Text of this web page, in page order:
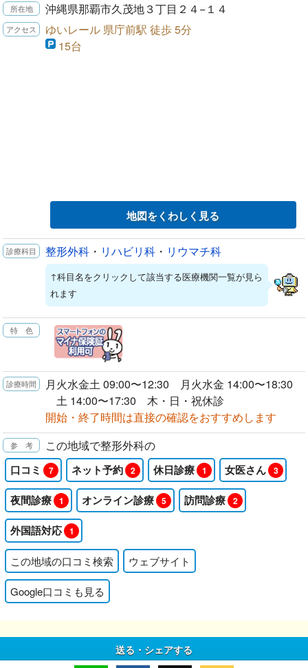
沖縄県那覇市久茂地３丁目２４−１４
ゆいレール 県庁前駅 徒歩 5分
15台
地図をくわしく見る
整形外科 ・ リハビリ科 ・ リウマチ科
↑科目名をクリックして該当する医療機関一覧が見ら
れます
月火水金土 09:00〜12:30 月火水金 14:00〜18:30
土 14:00〜17:30 木・日・祝休診
開始・終了時間は直接の確認をおすすめします
この地域で整形外科の
口コミ 7 ネット予約 2 休日診療 1 女医さん 3
夜間診療 1 オンライン診療 5 訪問診療 2
外国語対応 1
この地域の口コミ検索 ウェブサイト
Google口コミも見る
送る・シェアする